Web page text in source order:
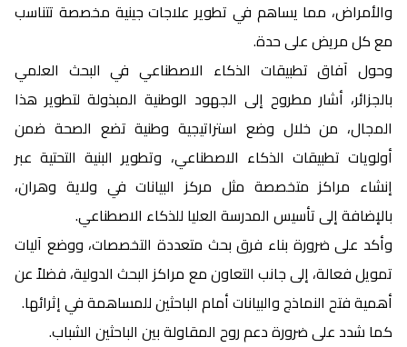
والأمراض، مما يساهم في تطوير علاجات جينية مخصصة تتناسب
مع كل مريض على حدة.
وحول آفاق تطبيقات الذكاء الاصطناعي في البحث العلمي
بالجزائر، أشار مطروح إلى الجهود الوطنية المبذولة لتطوير هذا
المجال، من خلال وضع استراتيجية وطنية تضع الصحة ضمن
أولويات تطبيقات الذكاء الاصطناعي، وتطوير البنية التحتية عبر
إنشاء مراكز متخصصة مثل مركز البيانات في ولاية وهران،
بالإضافة إلى تأسيس المدرسة العليا للذكاء الاصطناعي.
وأكد على ضرورة بناء فرق بحث متعددة التخصصات، ووضع آليات
تمويل فعالة، إلى جانب التعاون مع مراكز البحث الدولية، فضلاً عن
أهمية فتح النماذج والبيانات أمام الباحثين للمساهمة في إثرائها.
كما شدد على ضرورة دعم روح المقاولة بين الباحثين الشباب.